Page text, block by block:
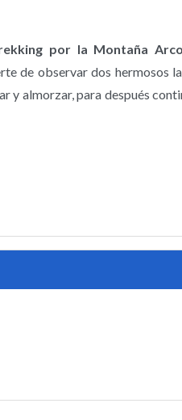
por la Montaña
de observar dos hermosos
y almorzar, para después